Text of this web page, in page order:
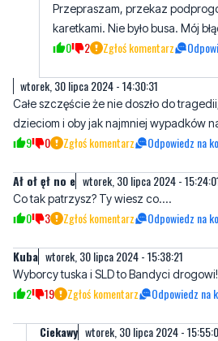
Przepraszam, przekaz
karetkami. Nie było busa. Mój
0 2 Zgłoś komentarz
wtorek, 30 lipca 2024 - 14:30:31
Całe szczęście że nie doszło do
dzieciom i oby jak najmniej wypadków
9 0 Zgłoś komentarz Odpowiedz na
Ał oł ęł no e wtorek, 30 lipca 2024 -
Co tak patrzysz? Ty wiesz co....
0 3 Zgłoś komentarz Odpowiedz na
Kuba wtorek, 30 lipca 2024 - 15:38:21
Wyborcy tuska i SLD to Bandyci
2 19 Zgłoś komentarz Odpowiedz na
Ciekawy wtorek, 30 lipca 2024 -